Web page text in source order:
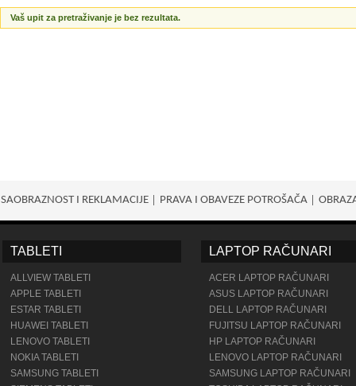
Vaš upit za pretraživanje je bez rezultata.
SAOBRAZNOST I REKLAMACIJE PRAVA I OBAVEZE POTROŠАČA
TABLETI
ALLVIEW TABLETI
APPLE TABLETI
ESTAR TABLETI
HUAWEI TABLETI
LENOVO TABLETI
NOKIA TABLETI
SAMSUNG TABLETI
LAPTOP RAČUNARI
ACER LAPTOP RAČUNARI
ASUS LAPTOP RAČUNARI
DELL LAPTOP RAČUNARI
FUJITSU LAPTOP RAČUNARI
HP LAPTOP RAČUNARI
LENOVO LAPTOP RAČUNARI
SAMSUNG LAPTOP RAČUNARI